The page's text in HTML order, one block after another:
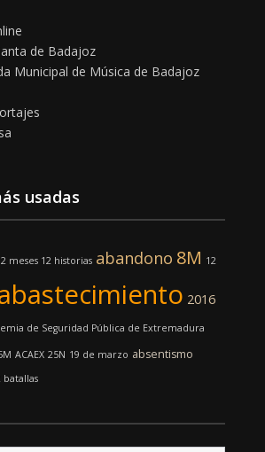
de Badajoz
Municipal de Música de Badajoz
usadas
meses 12 historias abandono 8M 12
2016
de Seguridad Pública de Extremadura
ACAEX 25N 19 de marzo absentismo
batallas